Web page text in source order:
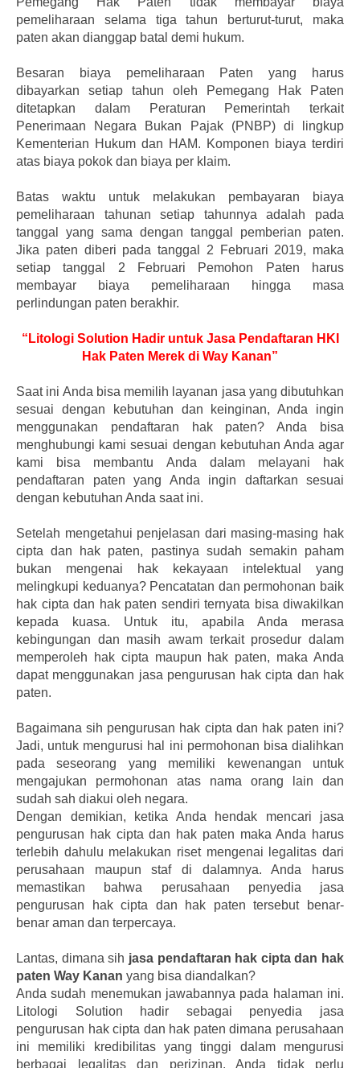
pemeliharaan selama tiga tahun berturut-turut, maka
paten akan dianggap batal demi hukum.
Besaran biaya pemeliharaan Paten yang harus
dibayarkan setiap tahun oleh Pemegang Hak Paten
ditetapkan dalam Peraturan Pemerintah terkait
Penerimaan Negara Bukan Pajak (PNBP) di lingkup
Kementerian Hukum dan HAM. Komponen biaya terdiri
atas biaya pokok dan biaya per klaim.
Batas waktu untuk melakukan pembayaran biaya
pemeliharaan tahunan setiap tahunnya adalah pada
tanggal yang sama dengan tanggal pemberian paten.
Jika paten diberi pada tanggal 2 Februari 2019, maka
setiap tanggal 2 Februari Pemohon Paten harus
membayar biaya pemeliharaan hingga masa
perlindungan paten berakhir.
“Litologi Solution Hadir untuk Jasa Pendaftaran HKI
Hak Paten Merek di Way Kanan”
Saat ini Anda bisa memilih layanan jasa yang dibutuhkan
sesuai dengan kebutuhan dan keinginan, Anda ingin
menggunakan pendaftaran hak paten? Anda bisa
menghubungi kami sesuai dengan kebutuhan Anda agar
kami bisa membantu Anda dalam melayani hak
pendaftaran paten yang Anda ingin daftarkan sesuai
dengan kebutuhan Anda saat ini.
Setelah mengetahui penjelasan dari masing-masing hak
cipta dan hak paten, pastinya sudah semakin paham
bukan mengenai hak kekayaan intelektual yang
melingkupi keduanya? Pencatatan dan permohonan baik
hak cipta dan hak paten sendiri ternyata bisa diwakilkan
kepada kuasa. Untuk itu, apabila Anda merasa
kebingungan dan masih awam terkait prosedur dalam
memperoleh hak cipta maupun hak paten, maka Anda
dapat menggunakan jasa pengurusan hak cipta dan hak
paten.
Bagaimana sih pengurusan hak cipta dan hak paten ini?
Jadi, untuk mengurusi hal ini permohonan bisa dialihkan
pada seseorang yang memiliki kewenangan untuk
mengajukan permohonan atas nama orang lain dan
sudah sah diakui oleh negara.
Dengan demikian, ketika Anda hendak mencari jasa
pengurusan hak cipta dan hak paten maka Anda harus
terlebih dahulu melakukan riset mengenai legalitas dari
perusahaan maupun staf di dalamnya. Anda harus
memastikan bahwa perusahaan penyedia jasa
pengurusan hak cipta dan hak paten tersebut benar-
benar aman dan terpercaya.
Lantas, dimana sih jasa pendaftaran hak cipta dan hak
paten Way Kanan yang bisa diandalkan?
Anda sudah menemukan jawabannya pada halaman ini.
Litologi Solution hadir sebagai penyedia jasa
pengurusan hak cipta dan hak paten dimana perusahaan
ini memiliki kredibilitas yang tinggi dalam mengurusi
berbagai legalitas dan perizinan. Anda tidak perlu